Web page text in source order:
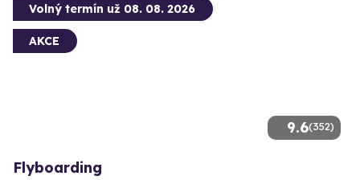
9.6(352)
Volný termín už 08. 08. 2026
AKCE
Flyboarding